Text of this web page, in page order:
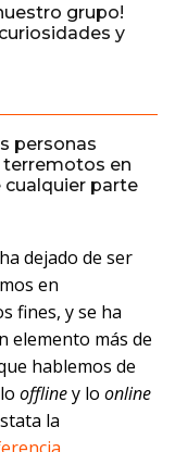
grupo!
y
personas
en
cualquier parte
dejado de ser
en
fines, y se ha
elemento más de
hablemos de
offliney lo online
la